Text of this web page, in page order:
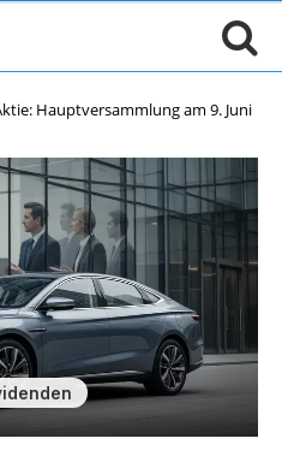
Hauptversammlung am 9. Juni